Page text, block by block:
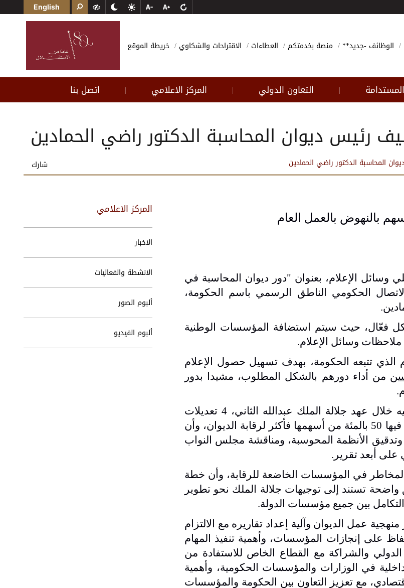
English
الوظائف -جديد** منصة بخدمتكم العطاءات الاقتراحات والشكاوي خريطة الموقع
| التعاون الدولي | المركز الاعلامي | اتصل بنا
رئيس ديوان المحاسبة الدكتور راضي الحمادين
المحاسبة الدكتور راضي الحمادين شارك
بالنهوض بالعمل العام
وسائل الإعلام، بعنوان "دور ديوان المحاسبة في
الحكومي الناطق الرسمي باسم الحكومة،
.
فعّال، حيث سيتم استضافة المؤسسات الوطنية
وسائل الإعلام.
الذي تتبعه الحكومة، بهدف تسهيل حصول الإعلام
من أداء دورهم بالشكل المطلوب، مشيدا بدور
.
بدوره، قال الحمادين، إن قانون ديوان المحاسبة جرى عليه خلال عهد جلالة الملك عبدالله الثاني، 4 تعديلات
مهمة تمحورت حول شمول الشركات التي تمتلك الحكومة فيها 50 بالمئة من أسهمها فأكثر لرقابة الديوان، وأن
وتدقيق الأنظمة المحوسبة، ومناقشة مجلس النواب
على أبعد تقرير .
في المؤسسات الخاضعة للرقابة، وأن خطة
تستند إلى توجيهات جلالة الملك نحو تطوير
التكامل بين جميع مؤسسات الدولة.
عمل الديوان وآلية إعداد تقاريره مع الالتزام
على إنجازات المؤسسات، وأهمية تنفيذ المهام
الدولي والشراكة مع القطاع الخاص للاستفادة من
في الوزارات والمؤسسات الحكومية، وأهمية
مع تعزيز التعاون بين الحكومة والمؤسسات
المركز الاعلامي
الاخبار
الانشطة والفعاليات
ألبوم الصور
ألبوم الفيديو